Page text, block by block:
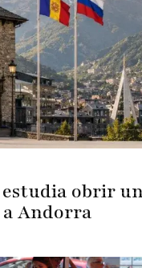
obrir
Andorra